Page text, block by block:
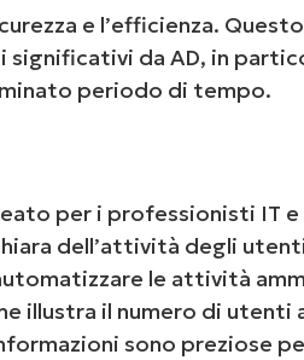
e l’efficienza.
significativi da AD, in
periodo di tempo.
per i professionisti IT e
dell’attività degli
le attività
illustra il numero di utenti
sono preziose